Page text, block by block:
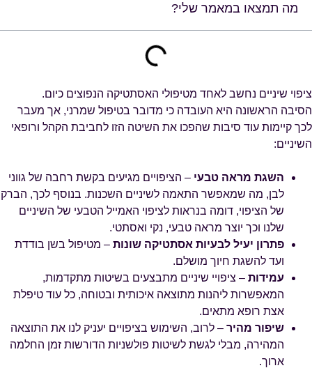
מה תמצאו במאמר שלי?
ציפוי שיניים נחשב לאחד מטיפולי האסתטיקה הנפוצים כיום.
הסיבה הראשונה היא העובדה כי מדובר בטיפול שמרני, אך מעבר
לכך קיימות עוד סיבות שהפכו את השיטה הזו לחביבת הקהל ורופאי
השיניים:
השגת מראה טבעי – הציפויים מגיעים בקשת רחבה של גווני
לבן, מה שמאפשר התאמה לשיניים השכנות. בנוסף לכך, הברק
של הציפוי, דומה בנראות לציפוי האמייל הטבעי של השיניים
שלנו וכך יוצר מראה טבעי, נקי ואסתטי.
פתרון יעיל לבעיות אסתטיקה שונות – מטיפול בשן בודדת
ועד להשגת חיוך מושלם.
עמידות – ציפויי שיניים מתבצעים בשיטות מתקדמות,
המאפשרות ליהנות מתוצאה איכותית ובטוחה, כל עוד טיפלת
אצת רופא מתאים.
שיפור מהיר – לרוב, השימוש בציפויים יעניק לנו את התוצאה
המהירה, מבלי לגשת לשיטות פולשניות הדורשות זמן החלמה
ארוך.